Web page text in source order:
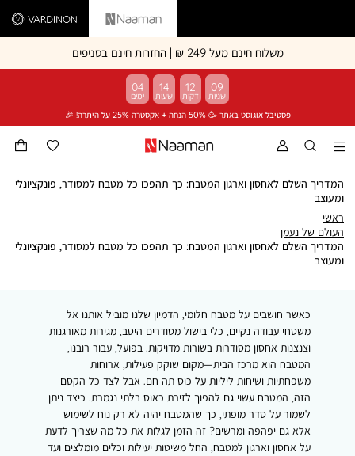
Vardinon Naaman
משלוח חינם מעל 249 ₪ | החזרות חינם בסניפים
פסטיבל אוגוסט באתר 🥳 50% הנחה + אקסטרה 25% על היתרה! 🎉
04 14 12 09
המדריך השלם לאחסון וארגון המטבח: כך תהפכו כל מטבח למסודר, פונקציונלי
ומעוצב
ראשי
העולם של נעמן
של
המדריך השלם לאחסון וארגון המטבח: כך תהפכו כל מטבח למסודר, פונקציונלי
ומעוצבהמדריך
המטבח:
כך
תהפכו
כל
מטבח
למסודר,
פונקציונלי
ומעוצב
כאשר חושבים על מטבח חלומי, הדמיון שלנו מוביל אותנו אל
משטחי עבודה נקיים, כלי בישול מסודרים היטב, מגירות מאורגנות
וצנצנות אחסון מסודרות בשורות מדויקות. בפועל, עבור רובנו,
המטבח הוא מרכז הבית—מקום שוקק פעילות, ארוחות
משפחתיות ושיחות ליליות על כוס תה חם. אבל לצד כל הקסם
הזה, המטבח עשוי גם להפוך לזירת כאוס בלתי נגמרת. כיצד ניתן
לשמור על סדר מופתי, כך שהמטבח יהיה לא רק נוח לשימוש
אלא גם יפהפה ומרשים? זה הזמן לגלות את כל מה שצריך לדעת
על אחסון וארגון למטבח, החל משיטות יעילות וכלים מומלצים ועד